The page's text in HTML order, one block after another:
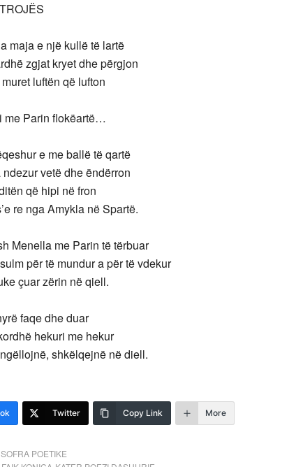
maja e një kullë të lartë
zgjat kryet dhe përgjon
luftën që lufton
me Parin flokëartë…
e me ballë të qartë
vetë dhe ëndërron
që hipi në fron
re nga Amykla në Spartë.
Menella me Parin të tërbuar
për të mundur a për të vdekur
çuar zërin në qiell.
faqe dhe duar
hekuri me hekur
shkëlqejnë në diell.
Twitter Copy Link More
SOFRA POETIKE